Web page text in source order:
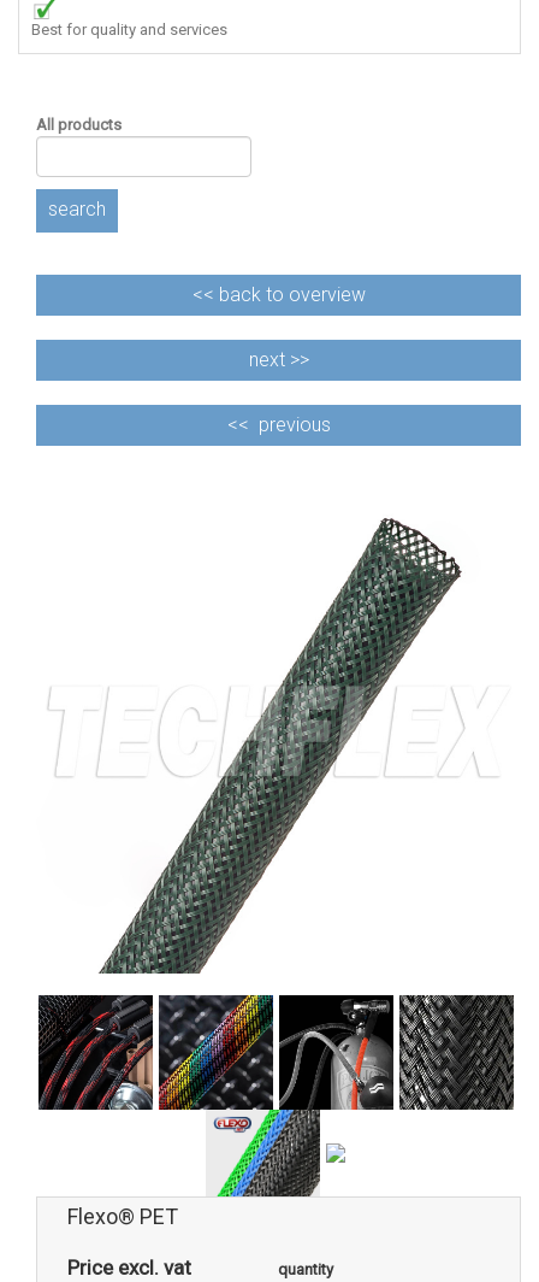
Best for quality and services
All products
search
<< back to overview
next >>
<< previous
Flexo® PET
Price excl. vat quantity